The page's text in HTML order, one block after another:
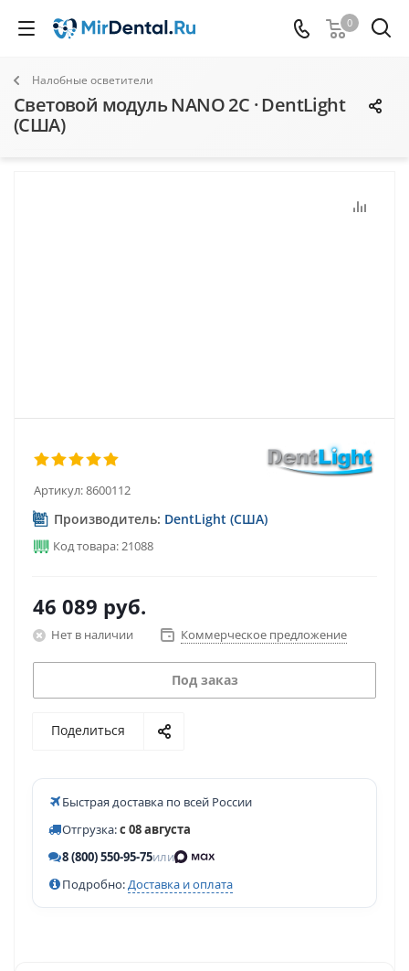
0
Налобные осветители
Световой модуль NANO 2C · DentLight
(США)
Артикул:8600112
Производитель: DentLight (США)
Код товара: 21088
46 089 руб.
Нет в наличии Коммерческое предложение
Под заказ
Поделиться
Быстрая доставка по всей России
Отгрузка:с 08 августа
8 (800) 550-95-75или
Подробно:Доставка и оплата